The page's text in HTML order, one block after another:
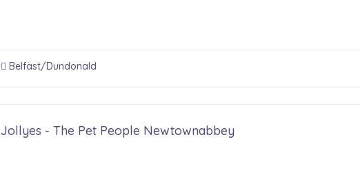
Belfast/Dundonald
Jollyes - The Pet People Newtownabbey